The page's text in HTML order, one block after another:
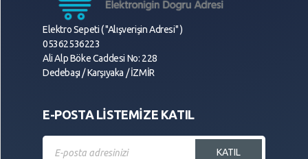
Elektro Sepeti ( "Alışverişin Adresi" )
05362536223
Ali Alp Böke Caddesi No: 228
Dedebaşı / Karşıyaka / İZMİR
E-POSTA LİSTEMİZE KATIL
KATIL